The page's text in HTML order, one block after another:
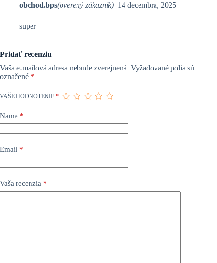
obchod.bps(overený zákazník)–14 decembra, 2025
super
Pridať recenziu
Vaša e-mailová adresa nebude zverejnená. Vyžadované polia sú
označené *
VAŠE HODNOTENIE *
Name *
Email *
Vaša recenzia *